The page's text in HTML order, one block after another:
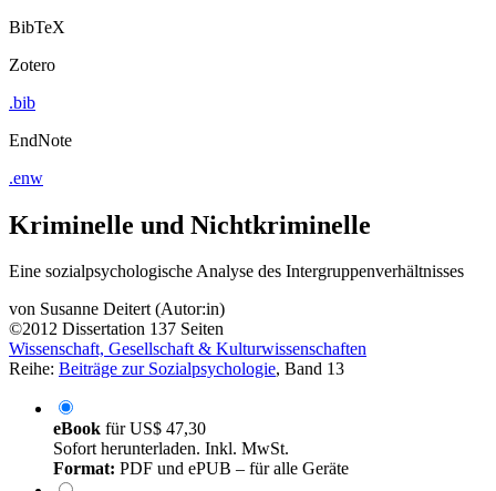
BibTeX
Zotero
.bib
EndNote
.enw
Kriminelle und Nichtkriminelle
Eine sozialpsychologische Analyse des Intergruppenverhältnisses
von Susanne Deitert (Autor:in)
©2012 Dissertation 137 Seiten
Wissenschaft, Gesellschaft & Kulturwissenschaften
Reihe: Beiträge zur Sozialpsychologie, Band 13
eBook fürUS$ 47,30
Sofort herunterladen. Inkl. MwSt.
Format: PDF und ePUB – für alle Geräte